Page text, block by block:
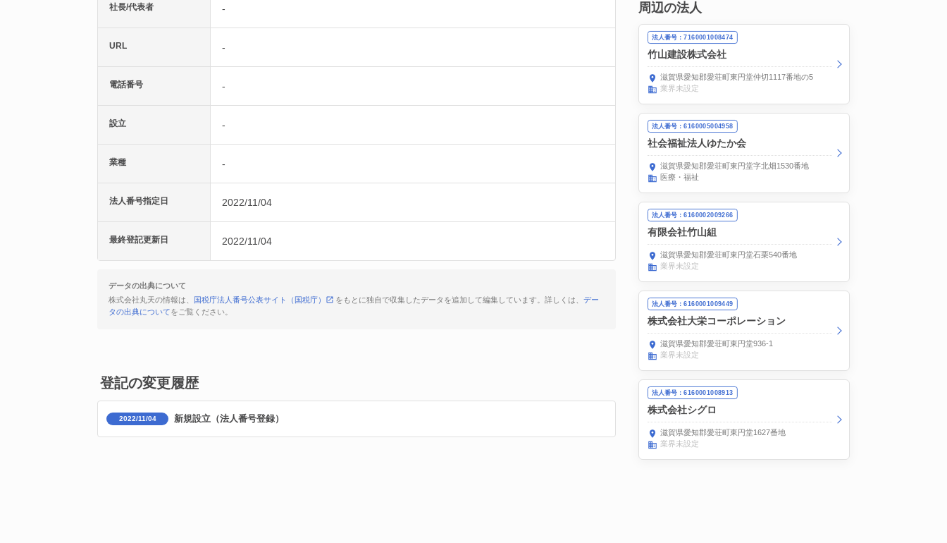
社長/代表者 -
URL -
電話番号 -
設立 -
業種 -
法人番号指定日 2022/11/04
最終登記更新日 2022/11/04
データの出典について
株式会社丸天の情報は、
国税庁法人番号公表サイト（国税庁） をもとに独自で収集したデータを追加して編集しています。詳しくは、 デー
タの出典についてをご覧ください。
登記の変更履歴
2022/11/04 新規設立（法人番号登録）
周辺の法人
法人番号：7160001008474
竹山建設株式会社
滋賀県愛知郡愛荘町東円堂仲切1117番地の5
業界未設定
法人番号：6160005004958
社会福祉法人ゆたか会
滋賀県愛知郡愛荘町東円堂字北畑1530番地
医療・福祉
法人番号：6160002009266
有限会社竹山組
滋賀県愛知郡愛荘町東円堂石栗540番地
業界未設定
法人番号：6160001009449
株式会社大栄コーポレーション
滋賀県愛知郡愛荘町東円堂936-1
業界未設定
法人番号：6160001008913
株式会社シグロ
滋賀県愛知郡愛荘町東円堂1627番地
業界未設定